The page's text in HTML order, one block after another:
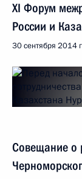
XI Форум
России и
30 сентября 2014
Совещание о